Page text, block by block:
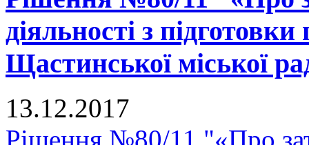
діяльності з
Щастинської міської
13.12.2017